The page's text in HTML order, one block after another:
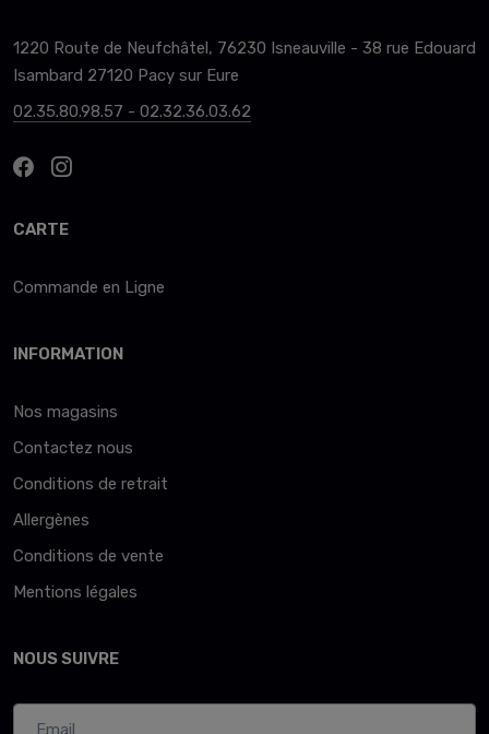
1220 Route de Neufchâtel, 76230 Isneauville - 38 rue Edouard
Isambard 27120 Pacy sur Eure
02.35.80.98.57 - 02.32.36.03.62
CARTE
Commande en Ligne
INFORMATION
Nos magasins
Contactez nous
Conditions de retrait
Allergènes
Conditions de vente
Mentions légales
NOUS SUIVRE